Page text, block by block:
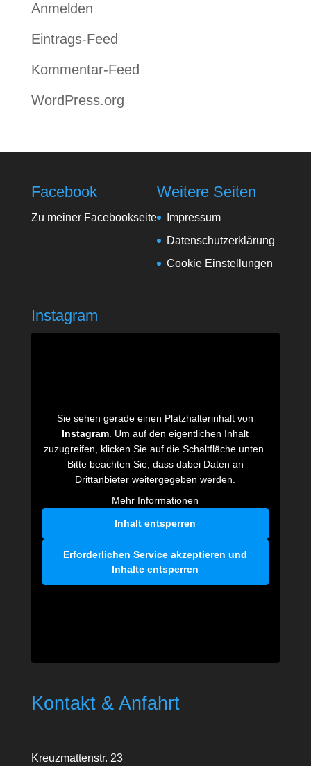
Anmelden
Eintrags-Feed
Kommentar-Feed
WordPress.org
Facebook
Zu meiner Facebookseite
Weitere Seiten
Impressum
Datenschutzerklärung
Cookie Einstellungen
Instagram
Sie sehen gerade einen Platzhalterinhalt von
Instagram. Um auf den eigentlichen Inhalt
zuzugreifen, klicken Sie auf die Schaltfläche unten.
Bitte beachten Sie, dass dabei Daten an
Drittanbieter weitergegeben werden.
Mehr Informationen
Inhalt entsperren
Erforderlichen Service akzeptieren und
Inhalte entsperren
Kontakt & Anfahrt
Kreuzmattenstr. 23